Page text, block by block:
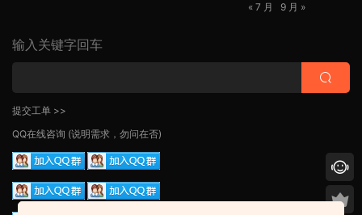
« 7 月
9 月 »
输入关键字回车
提交工单 >>
QQ在线咨询 (说明需求，勿问在否)